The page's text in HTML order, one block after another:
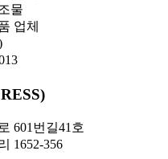
물
업체
601번길41호
1652-356